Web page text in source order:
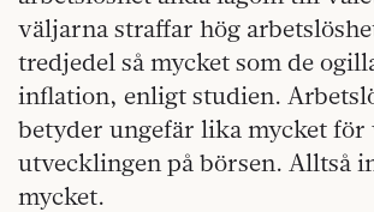
väljarna straffar hög
tredjedel så mycket som de
inflation, enligt studien.
betyder ungefär lika mycket för
utvecklingen på börsen. Alltså
mycket.